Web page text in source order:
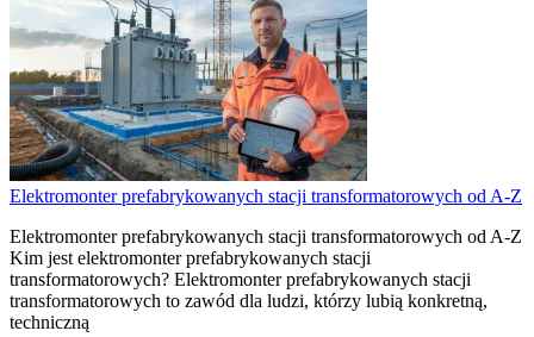
Elektromonter prefabrykowanych stacji transformatorowych od A-Z
Elektromonter prefabrykowanych stacji transformatorowych od A-Z
Kim jest elektromonter prefabrykowanych stacji
transformatorowych? Elektromonter prefabrykowanych stacji
transformatorowych to zawód dla ludzi, którzy lubią konkretną,
techniczną